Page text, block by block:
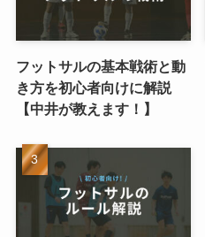
フットサルの基本戦術と動
き方を初心者向けに解説
【中井が教えます！】